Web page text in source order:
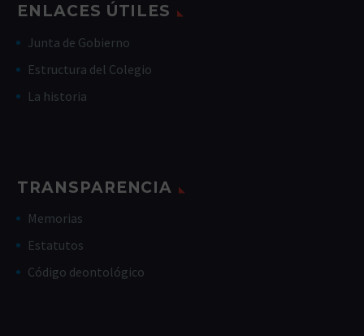
ENLACES ÚTILES
Junta de Gobierno
Estructura del Colegio
La historia
TRANSPARENCIA
Memorias
Estatutos
Código deontológico